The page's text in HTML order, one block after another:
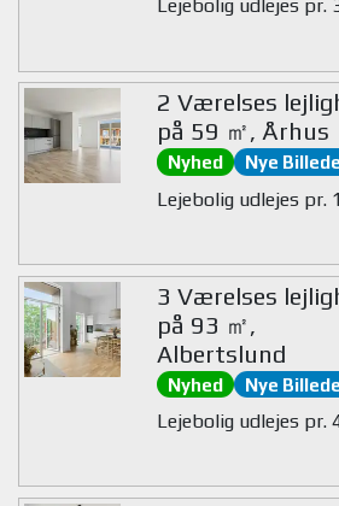
Lejebolig udlejes
2 Værelses
på 59 ㎡, Århus
Nyhed Nye
Lejebolig udlejes pr.
3 Værelses
på 93 ㎡,
Albertslund
Nyhed Nye
Lejebolig udlejes pr.